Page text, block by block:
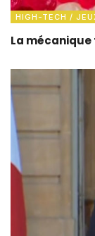
HIGH-TECH /
La mécanique